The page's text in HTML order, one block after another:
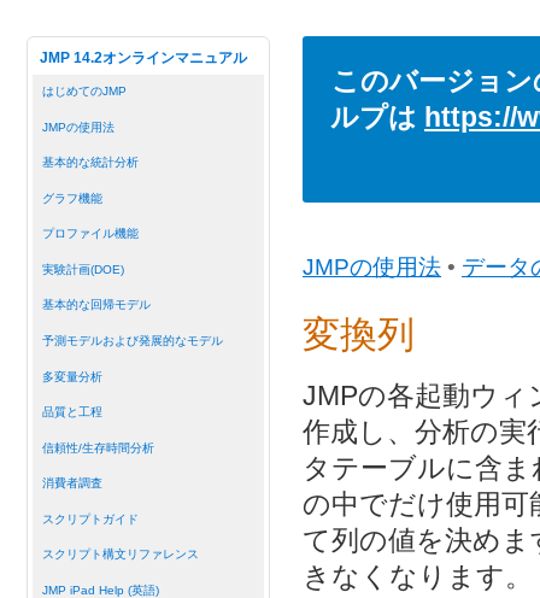
JMP 14.2オンラインマニュアル
はじめてのJMP
JMPの使用法
基本的な統計分析
グラフ機能
プロファイル機能
実験計画(DOE)
基本的な回帰モデル
予測モデルおよび発展的なモデル
多変量分析
品質と工程
信頼性/生存時間分析
消費者調査
スクリプトガイド
スクリプト構文リファレンス
JMP iPad Help (英語)
このバージョ
ルプは https://
JMPの使用法 • データ
変換列
JMPの各起動ウ
作成し、分析の実
タテーブルに含
の中でだけ使用
て列の値を決め
きなくなります。